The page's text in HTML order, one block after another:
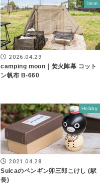
Item
2026.04.29
camping moon｜焚火陣幕 コット
ン帆布 B-660
Hobby
2021.04.28
Suicaのペンギン卯三郎こけし (駅
長)